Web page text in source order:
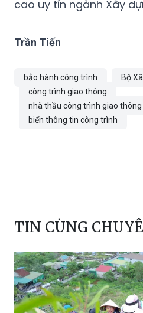
Trần Tiến
bảo hành công trình
nhà thầu công trình giao thông
biển thông tin công trình